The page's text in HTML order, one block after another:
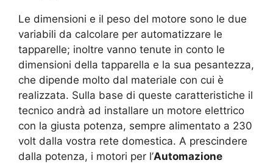
Le dimensioni e il peso del motore sono le due
variabili da calcolare per automatizzare le
tapparelle; inoltre vanno tenute in conto le
dimensioni della tapparella e la sua pesantezza,
che dipende molto dal materiale con cui è
realizzata. Sulla base di queste caratteristiche il
tecnico andrà ad installare un motore elettrico
con la giusta potenza, sempre alimentato a 230
volt dalla vostra rete domestica. A prescindere
dalla potenza, i motori per l’Automazione